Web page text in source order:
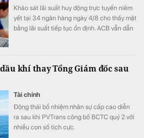
Khảo sát lãi suất huy động trực tuyến niêm
yết tại 34 ngân hàng ngày 4/8 cho thấy mặt
bằng lãi suất tiếp tục ổn định. ACB vẫn dẫn
khí thay Tổng Giám đốc sau
Tài chính
Động thái bổ nhiệm nhân sự cấp cao diễn
ra sau khi PVTrans công bố BCTC quý 2 với
nhiều con số tích cực.